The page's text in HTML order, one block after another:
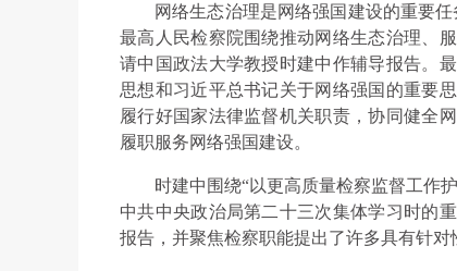
网络生态治理是网络强国建设的重要
最高人民检察院围绕推动网络生态治理、
请中国政法大学教授时建中作辅导报告。
思想和习近平总书记关于网络强国的重要
履行好国家法律监督机关职责，协同健全
履职服务网络强国建设。
时建中围绕“以更高质量检察监督工作
中共中央政治局第二十三次集体学习时的
报告，并聚焦检察职能提出了许多具有针对